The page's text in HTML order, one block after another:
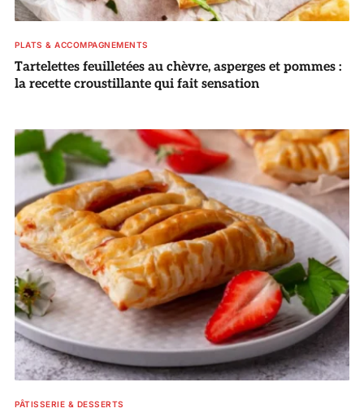
PLATS & ACCOMPAGNEMENTS
Tartelettes feuilletées au chèvre, asperges et pommes :
la recette croustillante qui fait sensation
PÂTISSERIE & DESSERTS